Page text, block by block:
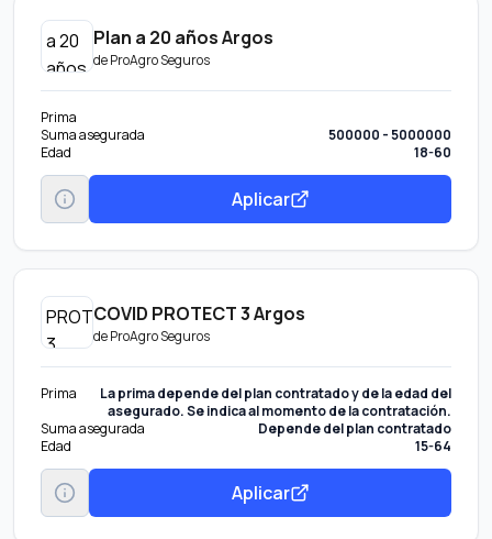
Plan a 20 años Argos
deProAgro Seguros
Prima
Suma asegurada
500000 - 5000000
Edad
18-60
Aplicar
COVID PROTECT 3 Argos
deProAgro Seguros
Prima
La prima depende del plan contratado y de la edad del
asegurado. Se indica al momento de la contratación.
Suma asegurada
Depende del plan contratado
Edad
15-64
Aplicar